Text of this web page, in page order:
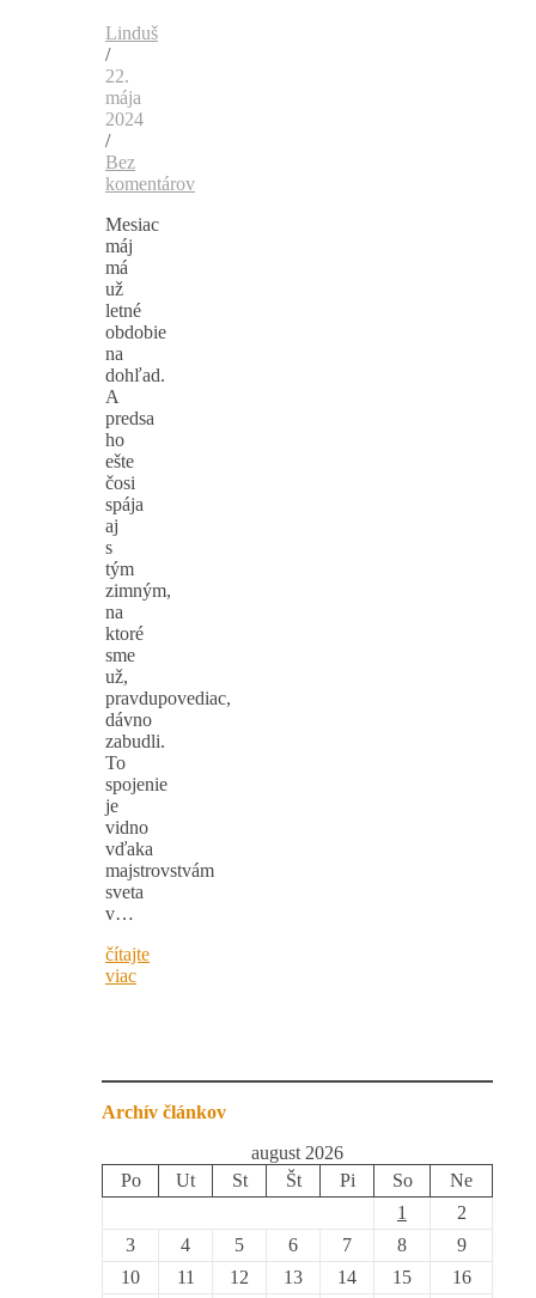
Linduš
/
22.
mája
2024
/
Bez
komentárov
Mesiac
máj
má
už
letné
obdobie
na
dohľad.
A
predsa
ho
ešte
čosi
spája
aj
s
tým
zimným,
na
ktoré
sme
už,
pravdupovediac,
dávno
zabudli.
To
spojenie
je
vidno
vďaka
majstrovstvám
sveta
v…
čítajte
viac
Archív článkov
august 2026
Po
Ut St Št Pi So
Ne
1
2
3
4 5 6 7 8
9
10
11 12 13 14 15
16